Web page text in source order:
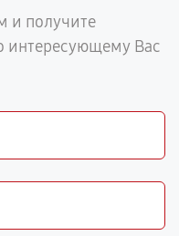
и получите
интересующему Вас